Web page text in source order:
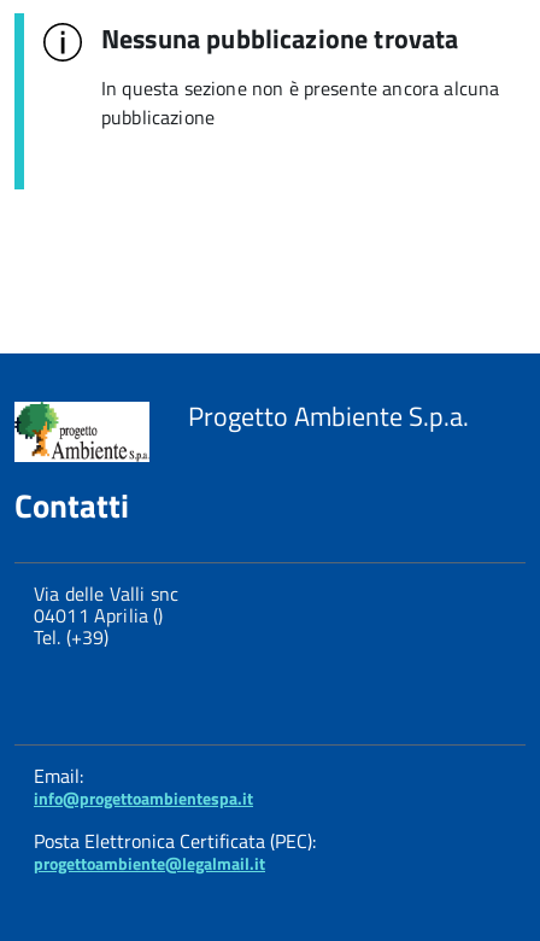
Nessuna pubblicazione trovata
In questa sezione non è presente ancora alcuna
pubblicazione
Progetto Ambiente S.p.a.
Contatti
Via delle Valli snc
04011 Aprilia ()
Tel. (+39)
Email:
info@progettoambientespa.it
Posta Elettronica Certificata (PEC):
progettoambiente@legalmail.it